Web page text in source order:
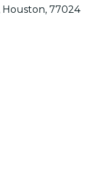
Houston, 77024